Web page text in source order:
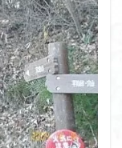
兎藪
偉人
寺
低山